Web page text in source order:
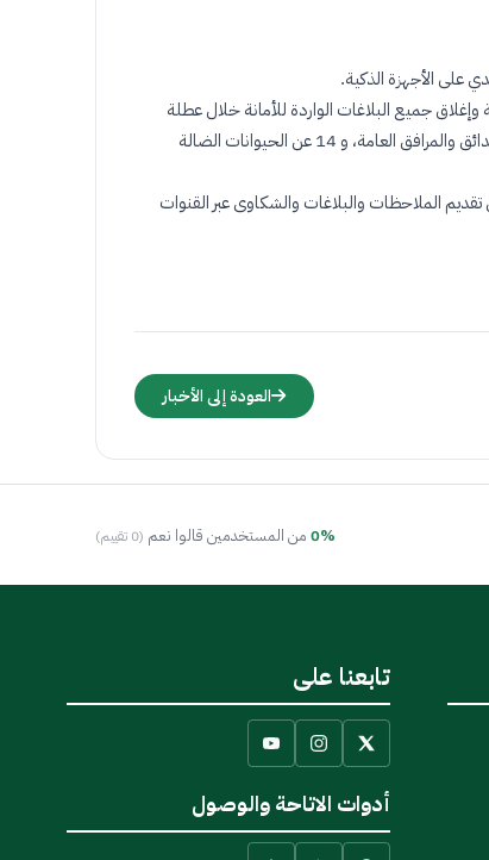
.
جميع البلاغات الواردة للأمانة خلال عطلة
العيد، مبينا استقبال ومعالجة 168 بلاغاً حول النظافة العامة، و 131 بلاغاً عن شبكات الإنارة واللوحات الإرشادية، و 75 عن الطرق والأرصفة، و 42 عن الحدائق والمرافق العامة، و 14 عن الحيوانات الضالة
الملاحظات والبلاغات والشكاوى عبر القنوات
العودة إلى الأخبار
0% من المستخدمين قالوا نعم (0 تقييم)
تابعنا على
أدوات الاتاحة والوصول